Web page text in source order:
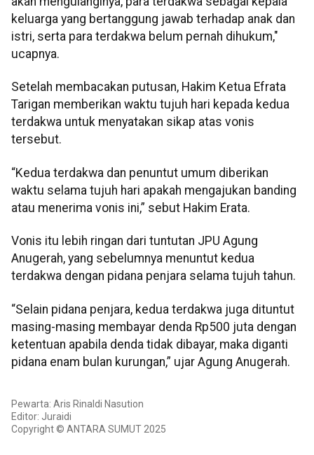
keluarga yang bertanggung jawab terhadap anak dan
istri, serta para terdakwa belum pernah dihukum,"
ucapnya.
Setelah membacakan putusan, Hakim Ketua Efrata
Tarigan memberikan waktu tujuh hari kepada kedua
terdakwa untuk menyatakan sikap atas vonis
tersebut.
“Kedua terdakwa dan penuntut umum diberikan
waktu selama tujuh hari apakah mengajukan banding
atau menerima vonis ini,” sebut Hakim Erata.
Vonis itu lebih ringan dari tuntutan JPU Agung
Anugerah, yang sebelumnya menuntut kedua
terdakwa dengan pidana penjara selama tujuh tahun.
“Selain pidana penjara, kedua terdakwa juga dituntut
masing-masing membayar denda Rp500 juta dengan
ketentuan apabila denda tidak dibayar, maka diganti
pidana enam bulan kurungan,” ujar Agung Anugerah.
Pewarta: Aris Rinaldi Nasution
Editor: Juraidi
Copyright © ANTARA SUMUT 2025